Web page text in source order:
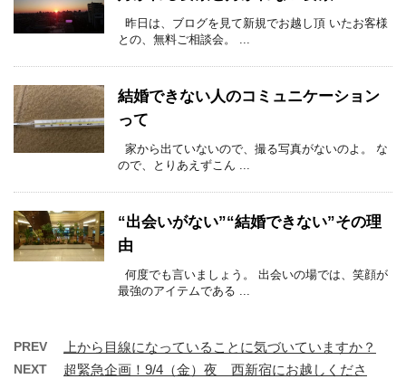
昨日は、ブログを見て新規でお越し頂 いたお客様
との、無料ご相談会。 ...
結婚できない人のコミュニケーション
って
家から出ていないので、撮る写真がないのよ。 な
ので、とりあえずこん ...
“出会いがない”“結婚できない”その理
由
何度でも言いましょう。 出会いの場では、笑顔が
最強のアイテムである ...
PREV 上から目線になっていることに気づいていますか？
NEXT
超緊急企画！9/4（金）夜 西新宿にお越しくださ